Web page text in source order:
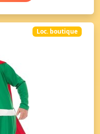
Loc. boutique